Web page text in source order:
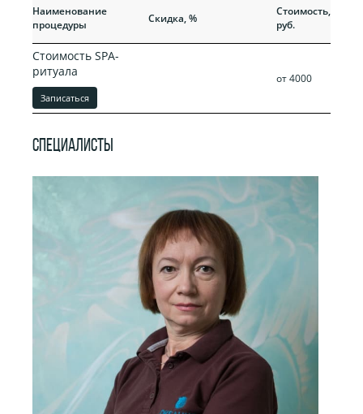
Наименование
процедуры
Скидка, %
Стоимость,
руб.
Стоимость SPA-
ритуала
Записаться
от 4000
СПЕЦИАЛИСТЫ